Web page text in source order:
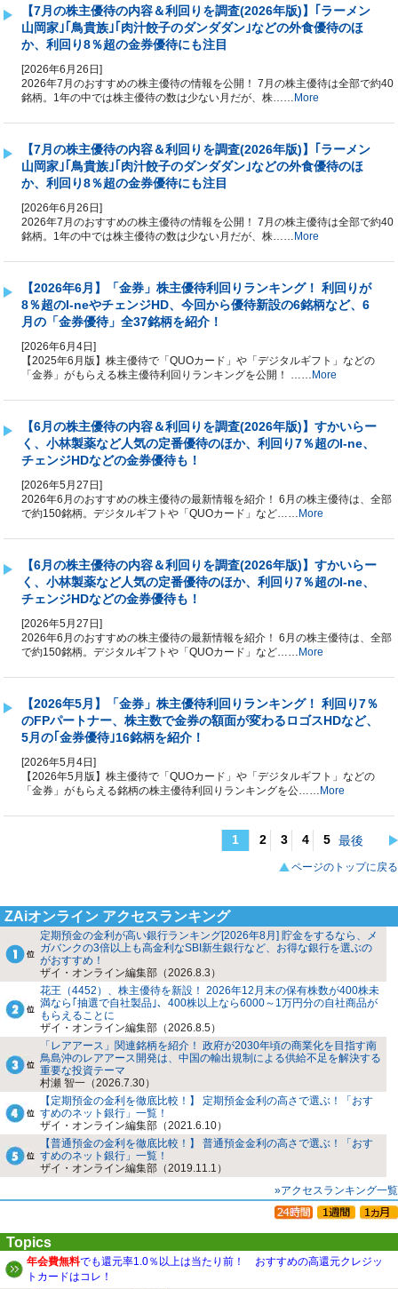
【7月の株主優待の内容＆利回りを調査(2026年版)】｢ラーメン
山岡家｣｢鳥貴族｣｢肉汁餃子のダンダダン｣などの外食優待のほ
か、利回り8％超の金券優待にも注目
[2026年6月26日]
2026年7月のおすすめの株主優待の情報を公開！ 7月の株主優待は全部で約40
銘柄。1年の中では株主優待の数は少ない月だが、株…… More
【7月の株主優待の内容＆利回りを調査(2026年版)】｢ラーメン
山岡家｣｢鳥貴族｣｢肉汁餃子のダンダダン｣などの外食優待のほ
か、利回り8％超の金券優待にも注目
[2026年6月26日]
2026年7月のおすすめの株主優待の情報を公開！ 7月の株主優待は全部で約40
銘柄。1年の中では株主優待の数は少ない月だが、株…… More
【2026年6月】「金券」株主優待利回りランキング！ 利回りが
8％超のI-neやチェンジHD、今回から優待新設の6銘柄など、6
月の「金券優待」全37銘柄を紹介！
[2026年6月4日]
【2025年6月版】株主優待で「QUOカード」や「デジタルギフト」などの
「金券」がもらえる株主優待利回りランキングを公開！ …… More
【6月の株主優待の内容＆利回りを調査(2026年版)】すかいらー
く、小林製薬など人気の定番優待のほか、利回り7％超のI-ne、
チェンジHDなどの金券優待も！
[2026年5月27日]
2026年6月のおすすめの株主優待の最新情報を紹介！ 6月の株主優待は、全部
で約150銘柄。デジタルギフトや「QUOカード」など…… More
【6月の株主優待の内容＆利回りを調査(2026年版)】すかいらー
く、小林製薬など人気の定番優待のほか、利回り7％超のI-ne、
チェンジHDなどの金券優待も！
[2026年5月27日]
2026年6月のおすすめの株主優待の最新情報を紹介！ 6月の株主優待は、全部
で約150銘柄。デジタルギフトや「QUOカード」など…… More
【2026年5月】「金券」株主優待利回りランキング！ 利回り7％
のFPパートナー、株主数で金券の額面が変わるロゴスHDなど、
5月の｢金券優待｣16銘柄を紹介！
[2026年5月4日]
【2026年5月版】株主優待で「QUOカード」や「デジタルギフト」などの
「金券」がもらえる銘柄の株主優待利回りランキングを公…… More
1 2 3 4 5 最後
ページのトップに戻る
ZAiオンライン アクセスランキング
定期預金の金利が高い銀行ランキング[2026年8月] 貯金をするなら、メ
ガバンクの3倍以上も高金利なSBI新生銀行など、お得な銀行を選ぶの
がおすすめ！
ザイ・オンライン編集部（2026.8.3）
花王（4452）、株主優待を新設！ 2026年12月末の保有株数が400株未
満なら｢抽選で自社製品｣、400株以上なら6000～1万円分の自社商品が
もらえることに
ザイ・オンライン編集部（2026.8.5）
「レアアース」関連銘柄を紹介！ 政府が2030年頃の商業化を目指す南
鳥島沖のレアアース開発は、中国の輸出規制による供給不足を解決する
重要な投資テーマ
村瀬 智一（2026.7.30）
【定期預金の金利を徹底比較！】 定期預金金利の高さで選ぶ！「おす
すめのネット銀行」一覧！
ザイ・オンライン編集部（2021.6.10）
【普通預金の金利を徹底比較！】 普通預金金利の高さで選ぶ！「おす
すめのネット銀行」一覧！
ザイ・オンライン編集部（2019.11.1）
»アクセスランキング一覧
Topics
年会費無料でも還元率1.0％以上は当たり前！ おすすめの高還元クレジッ
トカードはコレ！